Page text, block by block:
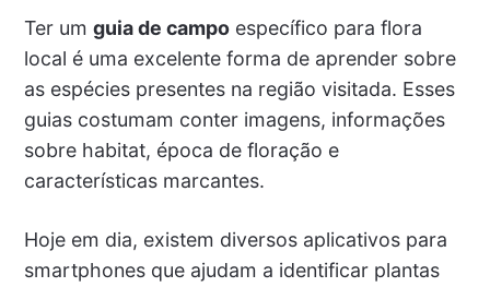
Ter um guia de campoespecífico para flora
local é uma excelente forma de aprender sobre
as espécies presentes na região visitada. Esses
guias costumam conter imagens, informações
sobre habitat, época de floração e
características marcantes.
Hoje em dia, existem diversos aplicativos para
smartphones que ajudam a identificar plantas